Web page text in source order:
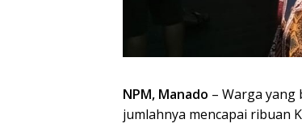
NPM, Manado – Warga yang
jumlahnya mencapai ribuan